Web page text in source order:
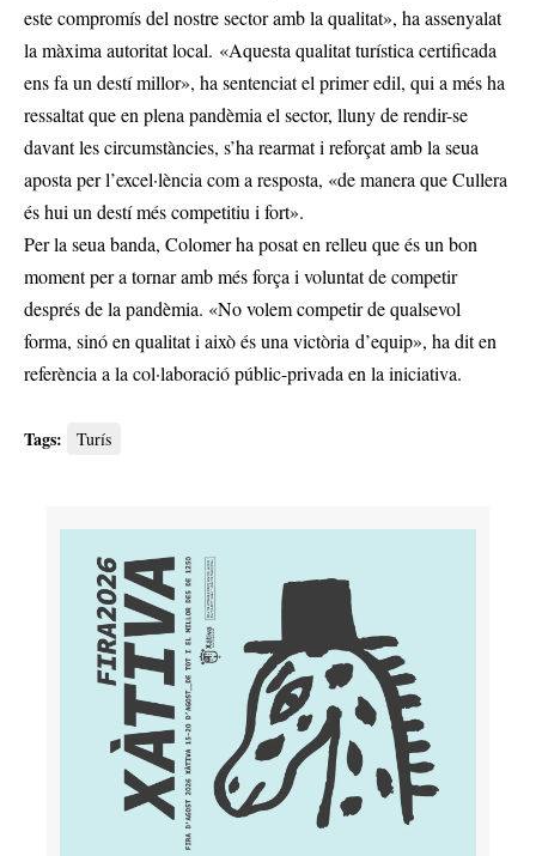
este compromís del nostre sector amb la qualitat», ha assenyalat
la màxima autoritat local. «Aquesta qualitat turística certificada
ens fa un destí millor», ha sentenciat el primer edil, qui a més ha
ressaltat que en plena pandèmia el sector, lluny de rendir-se
davant les circumstàncies, s’ha rearmat i reforçat amb la seua
aposta per l’excel·lència com a resposta, «de manera que Cullera
és hui un destí més competitiu i fort».
Per la seua banda, Colomer ha posat en relleu que és un bon
moment per a tornar amb més força i voluntat de competir
després de la pandèmia. «No volem competir de qualsevol
forma, sinó en qualitat i això és una victòria d’equip», ha dit en
referència a la col·laboració públic-privada en la iniciativa.
Tags: Turís